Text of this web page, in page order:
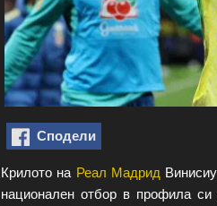
Сподели
Крилото на Реал Мадрид
национален отбор в профила